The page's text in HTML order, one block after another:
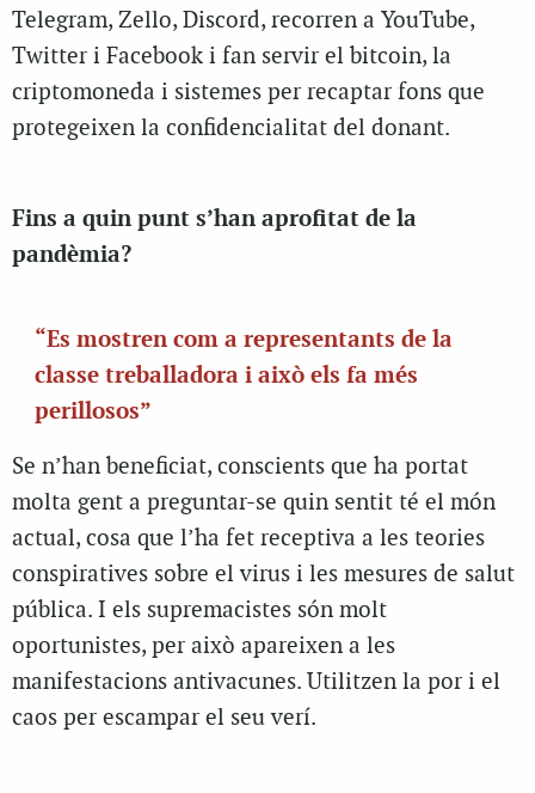
Telegram, Zello, Discord, recorren a YouTube,
Twitter i Facebook i fan servir el bitcoin, la
criptomoneda i sistemes per recaptar fons que
protegeixen la confidencialitat del donant.
Fins a quin punt s’han aprofitat de la
pandèmia?
“Es mostren com a representants de la
classe treballadora i això els fa més
perillosos”
Se n’han beneficiat, conscients que ha portat
molta gent a preguntar-se quin sentit té el món
actual, cosa que l’ha fet receptiva a les teories
conspiratives sobre el virus i les mesures de salut
pública. I els supremacistes són molt
oportunistes, per això apareixen a les
manifestacions antivacunes. Utilitzen la por i el
caos per escampar el seu verí.